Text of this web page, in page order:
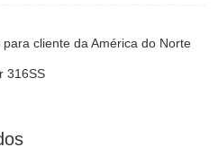
cliente da América do Norte
316SS